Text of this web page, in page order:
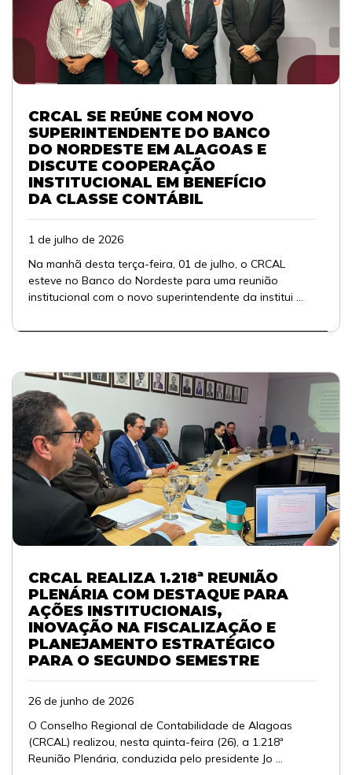
CRCAL SE REÚNE COM NOVO
SUPERINTENDENTE DO BANCO
DO NORDESTE EM ALAGOAS E
DISCUTE COOPERAÇÃO
INSTITUCIONAL EM BENEFÍCIO
DA CLASSE CONTÁBIL
1 de julho de 2026
Na manhã desta terça-feira, 01 de julho, o CRCAL
esteve no Banco do Nordeste para uma reunião
institucional com o novo superintendente da institui ...
CRCAL REALIZA 1.218ª REUNIÃO
PLENÁRIA COM DESTAQUE PARA
AÇÕES INSTITUCIONAIS,
INOVAÇÃO NA FISCALIZAÇÃO E
PLANEJAMENTO ESTRATÉGICO
PARA O SEGUNDO SEMESTRE
26 de junho de 2026
O Conselho Regional de Contabilidade de Alagoas
(CRCAL) realizou, nesta quinta-feira (26), a 1.218ª
Reunião Plenária, conduzida pelo presidente Jo ...